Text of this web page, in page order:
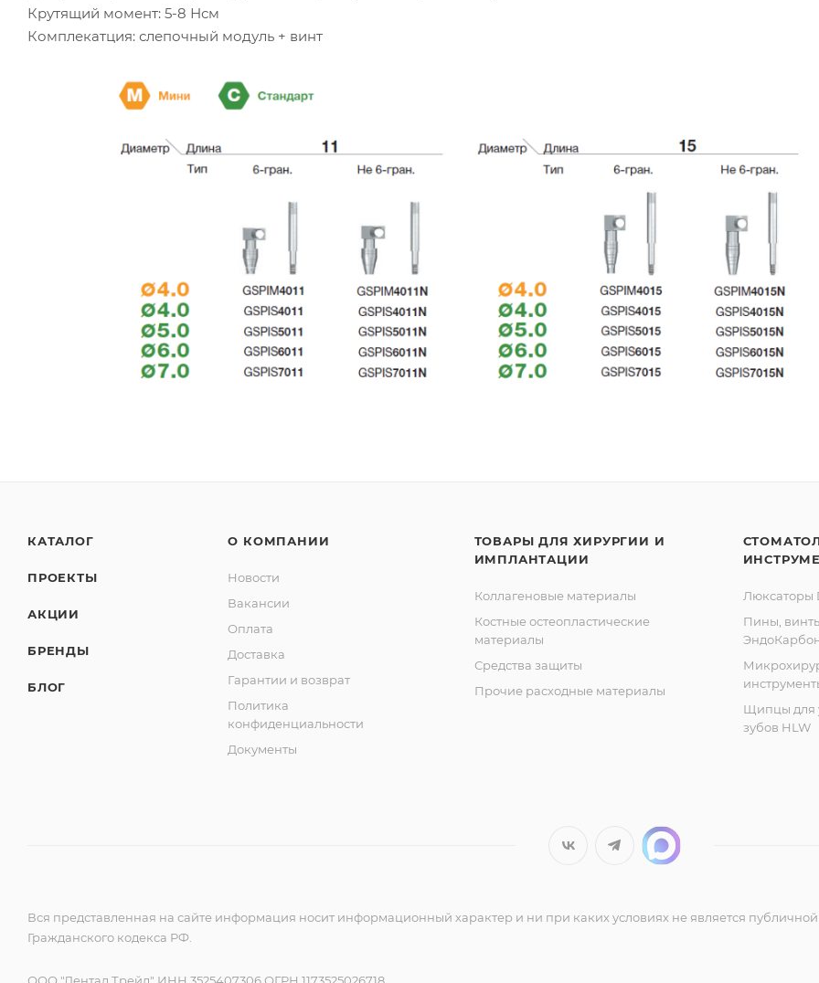
Крутящий момент: 5-8 Нсм
Комплекатция: слепочный модуль + винт
КАТАЛОГ
ПРОЕКТЫ
АКЦИИ
БРЕНДЫ
БЛОГ
О КОМПАНИИ
Новости
Вакансии
Оплата
Доставка
Гарантии и возврат
Политика
конфиденциальности
Документы
ТОВАРЫ ДЛЯ ХИРУРГИИ И
ИМПЛАНТАЦИИ
Коллагеновые материалы
Костные остеопластические
материалы
Средства защиты
Прочие расходные материалы
Люксаторы
Пины,
Щипцы для
зубов HLW
Вся представленная на сайте информация носит информационный характер и ни при каких условиях не является
Гражданского кодекса РФ.